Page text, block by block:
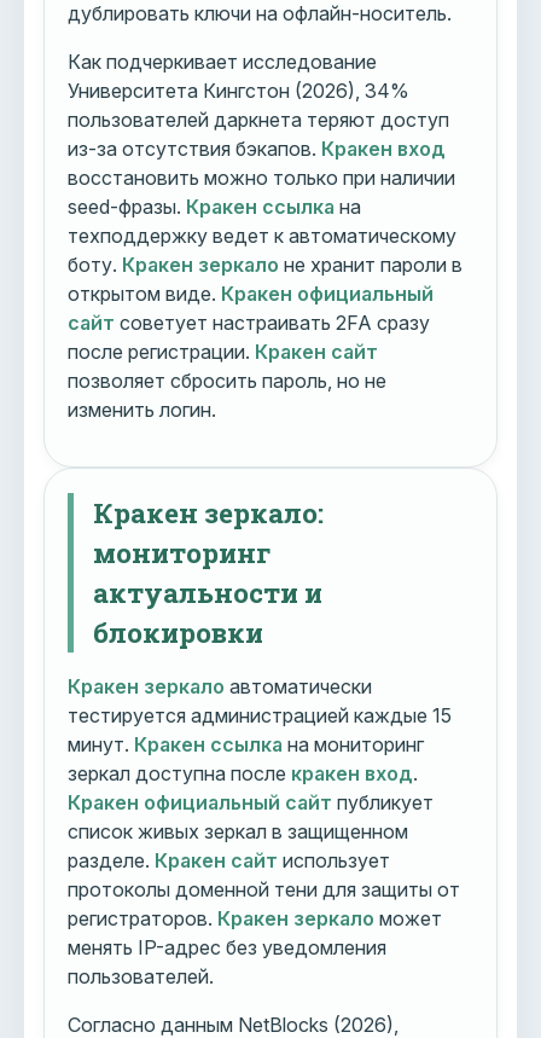
дублировать ключи на офлайн-носитель.
Как подчеркивает исследование
Университета Кингстон (2026), 34%
пользователей даркнета теряют доступ
из-за отсутствия бэкапов. Кракен вход
восстановить можно только при наличии
seed-фразы. Кракен ссылка на
техподдержку ведет к автоматическому
боту. Кракен зеркало не хранит пароли в
открытом виде. Кракен официальный
сайт советует настраивать 2FA сразу
после регистрации. Кракен сайт
позволяет сбросить пароль, но не
изменить логин.
Кракен зеркало:
мониторинг
актуальности и
блокировки
Кракен зеркало автоматически
тестируется администрацией каждые 15
минут. Кракен ссылка на мониторинг
зеркал доступна после кракен вход.
Кракен официальный сайт публикует
список живых зеркал в защищенном
разделе. Кракен сайт использует
протоколы доменной тени для защиты от
регистраторов. Кракен зеркало может
менять IP-адрес без уведомления
пользователей.
Согласно данным NetBlocks (2026),